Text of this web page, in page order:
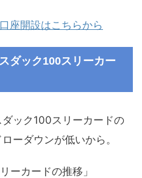
座開設はこちらから
ダック100スリーカー
ック100スリーカードの
ーダウンが低いから。
ーカードの推移」